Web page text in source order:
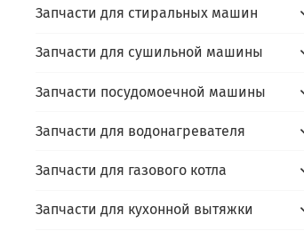
Запчасти для стиральных машин
Запчасти для сушильной машины
Запчасти посудомоечной машины
Запчасти для водонагревателя
Запчасти для газового котла
Запчасти для кухонной вытяжки